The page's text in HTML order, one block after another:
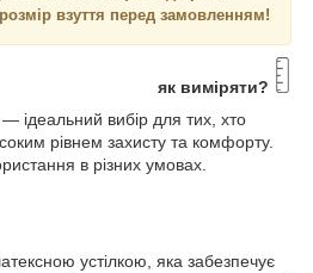
взуття перед замовленням!
як виміряти?
— ідеальний вибір для тих, хто
рівнем захисту та комфорту.
в різних умовах.
устілкою, яка забезпечує